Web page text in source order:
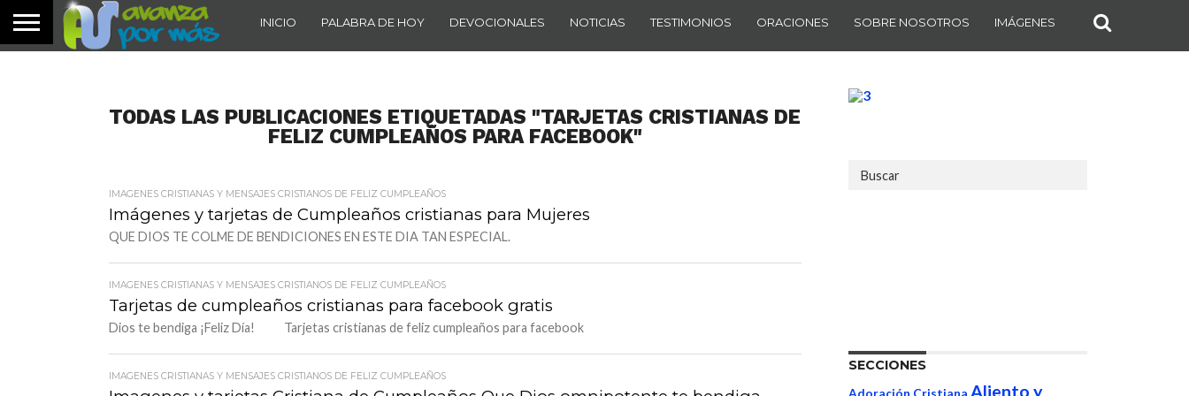
INICIO PALABRA DE HOY DEVOCIONALES NOTICIAS TESTIMONIOS ORACIONES SOBRE NOSOTROS IMÁGENES
TODAS LAS PUBLICACIONES ETIQUETADAS "TARJETAS CRISTIANAS DE
FELIZ CUMPLEAÑOS PARA FACEBOOK"
IMAGENES CRISTIANAS Y MENSAJES CRISTIANOS DE FELIZ CUMPLEAÑOS
Imágenes y tarjetas de Cumpleaños cristianas para Mujeres
QUE DIOS TE COLME DE BENDICIONES EN ESTE DIA TAN ESPECIAL.
IMAGENES CRISTIANAS Y MENSAJES CRISTIANOS DE FELIZ CUMPLEAÑOS
Tarjetas de cumpleaños cristianas para facebook gratis
Dios te bendiga ¡Feliz Día! Tarjetas cristianas de feliz cumpleaños para facebook
IMAGENES CRISTIANAS Y MENSAJES CRISTIANOS DE FELIZ CUMPLEAÑOS
SECCIONES
Aliento y